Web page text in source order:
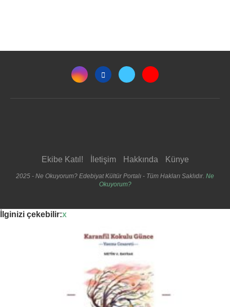
Ekibe Katıl! İletişim Hakkında Künye
2025 - Ne Okuyorum? Edebiyat Kültür Portalı - Tüm Hakları Saklıdır. Ne
Okuyorum?
İlginizi çekebilir:x